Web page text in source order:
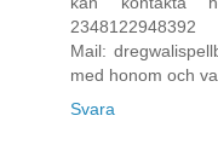
2348122948392
Mail:
med honom och
Svara